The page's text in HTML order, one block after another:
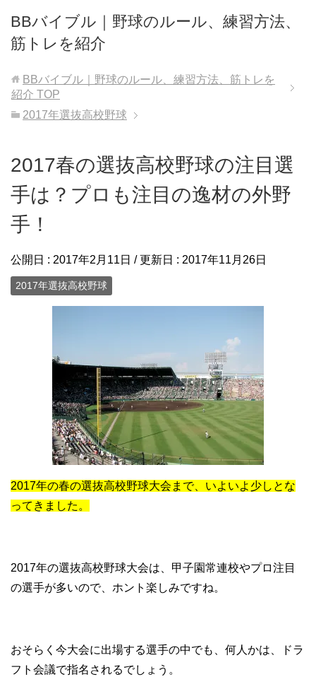
BBバイブル｜野球のルール、練習方法、
筋トレを紹介
BBバイブル｜野球のルール、練習方法、筋トレを
紹介 TOP
2017年選抜高校野球
2017春の選抜高校野球の注目選
手は？プロも注目の逸材の外野
手！
公開日 : 2017年2月11日 / 更新日 : 2017年11月26日
2017年選抜高校野球
2017年の春の選抜高校野球大会まで、いよいよ少しとな
ってきました。
2017年の選抜高校野球大会は、甲子園常連校やプロ注目
の選手が多いので、ホント楽しみですね。
おそらく今大会に出場する選手の中でも、何人かは、ドラ
フト会議で指名されるでしょう。